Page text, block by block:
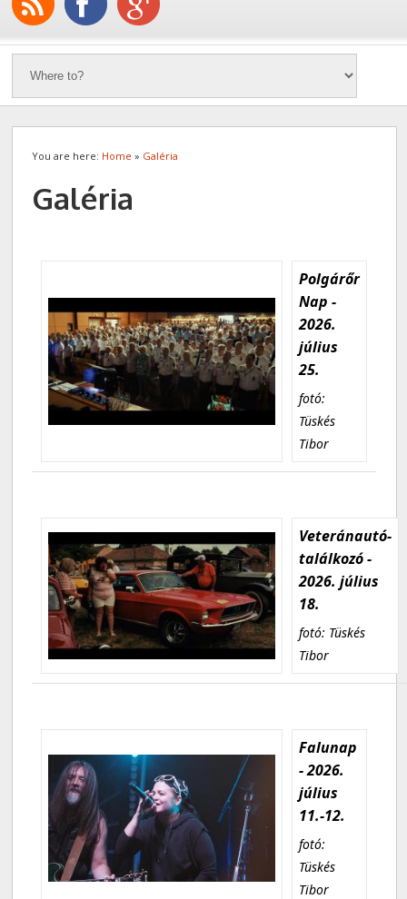
You are here: Home » Galéria
Galéria
Polgárőr
Nap -
2026.
július
25.
fotó:
Tüskés
Tibor
Veteránautó-
találkozó -
2026. július
18.
fotó: Tüskés
Tibor
Falunap
- 2026.
július
11.-12.
fotó:
Tüskés
Tibor